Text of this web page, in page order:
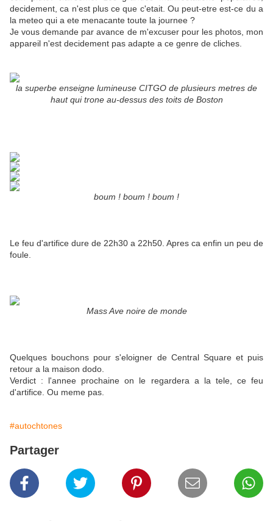
decidement, ca n'est plus ce que c'etait. Ou peut-etre est-ce du a
la meteo qui a ete menacante toute la journee ?
Je vous demande par avance de m'excuser pour les photos, mon
appareil n'est decidement pas adapte a ce genre de cliches.
la superbe enseigne lumineuse CITGO de plusieurs metres de
haut qui trone au-dessus des toits de Boston
boum ! boum ! boum !
Le feu d'artifice dure de 22h30 a 22h50. Apres ca enfin un peu de
foule.
Mass Ave noire de monde
Quelques bouchons pour s'eloigner de Central Square et puis
retour a la maison dodo.
Verdict : l'annee prochaine on le regardera a la tele, ce feu
d'artifice. Ou meme pas.
#autochtones
Partager